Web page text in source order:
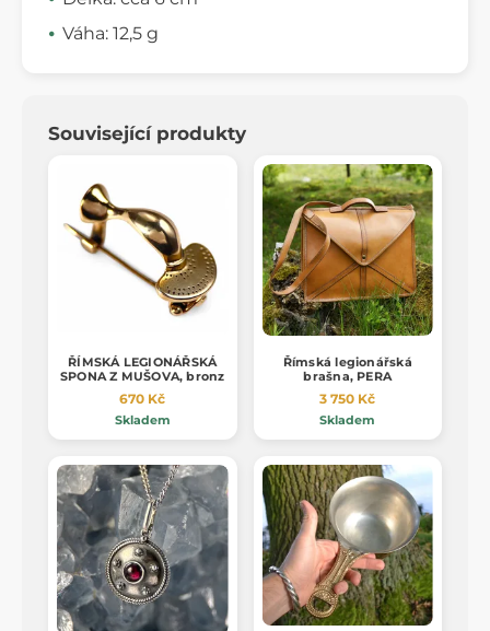
Váha: 12,5 g
Související produkty
ŘÍMSKÁ LEGIONÁŘSKÁ
SPONA Z MUŠOVA, bronz
670 Kč
Skladem
Římská legionářská
brašna, PERA
3 750 Kč
Skladem